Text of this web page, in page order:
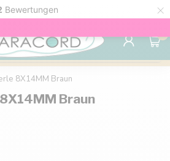
Bewertungen ×
Hause ab 150 €
0
8X14MM Braun
Braun